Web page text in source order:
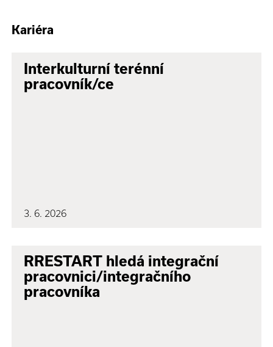
Kariéra
Interkulturní terénní
pracovník/ce
3. 6. 2026
RRESTART hledá integrační
pracovnici/integračního
pracovníka